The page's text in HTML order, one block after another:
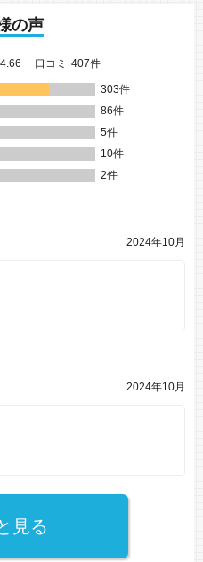
の声
4.66 口コミ 407件
303件
86件
5件
10件
2件
2024年10月
2024年10月
見る